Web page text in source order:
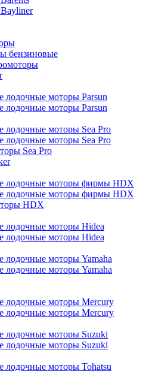
бензиновые
лодочные моторы Parsun
лодочные моторы Parsun
лодочные моторы Sea Pro
лодочные моторы Sea Pro
Sea Pro
лодочные моторы фирмы HDX
лодочные моторы фирмы HDX
HDX
лодочные моторы Hidea
лодочные моторы Hidea
лодочные моторы Yamaha
лодочные моторы Yamaha
лодочные моторы Mercury
лодочные моторы Mercury
лодочные моторы Suzuki
лодочные моторы Suzuki
лодочные моторы Tohatsu